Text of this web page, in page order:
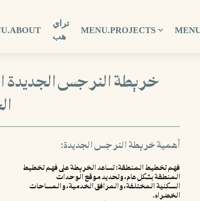
تراي
هب
MENU.PROJECTS
خريطة النرجس الجديدة
أهمية خريطة النرجس الجديدة:
فهم تخطيط المنطقة: تساعد الخريطة على فهم تخطيط
المنطقة بشكل عام، وتحديد موقع الوحدات
السكنية المختلفة، والمرافق الخدمية، والمساحات
الخضراء.